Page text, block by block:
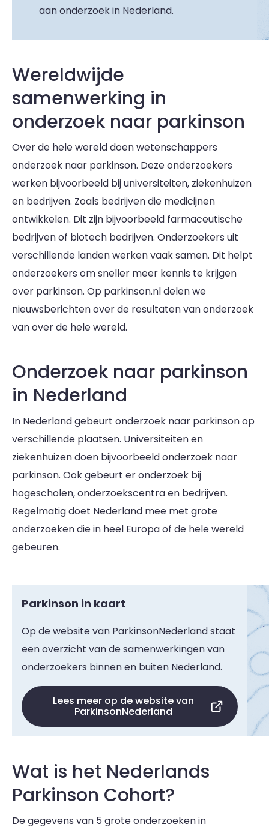
aan onderzoek in Nederland.
Wereldwijde
samenwerking in
onderzoek naar parkinson
Over de hele wereld doen wetenschappers
onderzoek naar parkinson. Deze onderzoekers
werken bijvoorbeeld bij universiteiten, ziekenhuizen
en bedrijven. Zoals bedrijven die medicijnen
ontwikkelen. Dit zijn bijvoorbeeld farmaceutische
bedrijven of biotech bedrijven. Onderzoekers uit
verschillende landen werken vaak samen. Dit helpt
onderzoekers om sneller meer kennis te krijgen
over parkinson. Op parkinson.nl delen we
nieuwsberichten over de resultaten van onderzoek
van over de hele wereld.
Onderzoek naar parkinson
in Nederland
In Nederland gebeurt onderzoek naar parkinson op
verschillende plaatsen. Universiteiten en
ziekenhuizen doen bijvoorbeeld onderzoek naar
parkinson. Ook gebeurt er onderzoek bij
hogescholen, onderzoekscentra en bedrijven.
Regelmatig doet Nederland mee met grote
onderzoeken die in heel Europa of de hele wereld
gebeuren.
Parkinson in kaart
Op de website van ParkinsonNederland staat
een overzicht van de samenwerkingen van
onderzoekers binnen en buiten Nederland.
Lees meer op de website van
ParkinsonNederland
Wat is het Nederlands
Parkinson Cohort?
De gegevens van 5 grote onderzoeken in